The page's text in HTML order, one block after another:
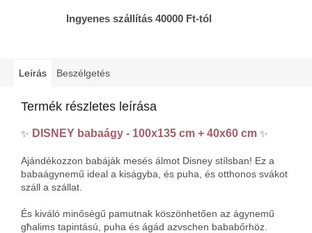
Ingyenes szállítás 40000 Ft-tól
Leírás Beszélgetés
Termék részletes leírása
✨ DISNEY babaágy - 100x135 cm + 40x60 cm ✨
Ajándékozzon babáják mesés álmot Disney stílsban! Ez a
babaágynemű ideal a kiságyba, és puha, és otthonos svákot
száll a szállat.
És kiváló minőségű pamutnak köszönhetően az ágynemű
għalims tapintású, puha és ágád azvschen bababőrhöz.